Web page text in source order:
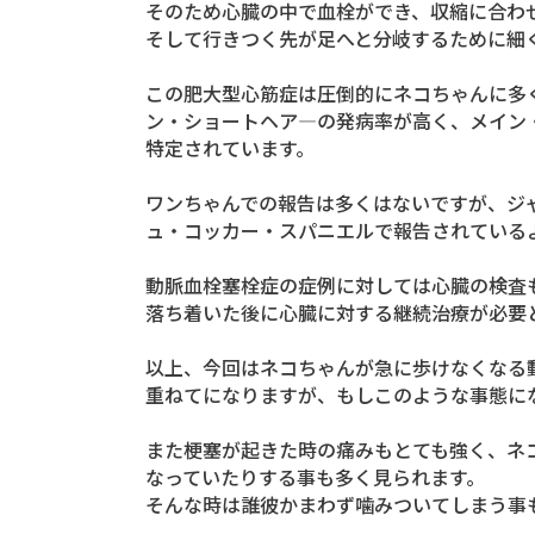
そのため心臓の中で血栓ができ、収縮に合わ
そして行きつく先が足へと分岐するために細
この肥大型心筋症は圧倒的にネコちゃんに
ン・ショートヘア―の発病率が高く、メイ
特定されています。
ワンちゃんでの報告は多くはないですが、
ュ・コッカー・スパニエルで報告されている
動脈血栓塞栓症の症例に対しては心臓の検
落ち着いた後に心臓に対する継続治療が必要
以上、今回はネコちゃんが急に歩けなくなる
重ねてになりますが、もしこのような事態に
また梗塞が起きた時の痛みもとても強く、
なっていたりする事も多く見られます。
そんな時は誰彼かまわず噛みついてしまう